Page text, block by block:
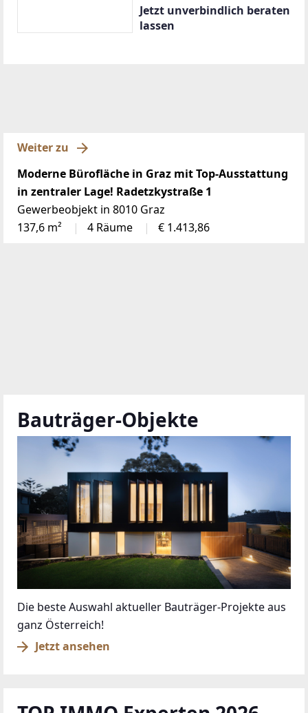
Jetzt unverbindlich beraten
lassen
Weiter zu
Moderne Bürofläche in Graz mit Top-Ausstattung
in zentraler Lage! Radetzkystraße 1
Gewerbeobjekt in 8010 Graz
137,6 m²
4 Räume € 1.413,86
Bauträger-Objekte
Die beste Auswahl aktueller Bauträger-Projekte aus
ganz Österreich!
Jetzt ansehen